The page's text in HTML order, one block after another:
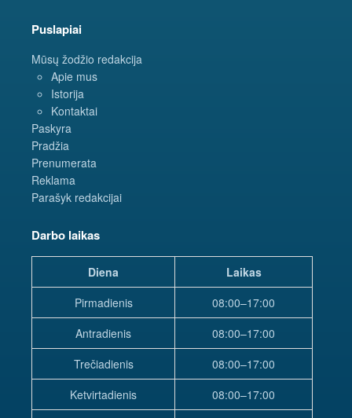
Puslapiai
Mūsų žodžio redakcija
Apie mus
Istorija
Kontaktai
Paskyra
Pradžia
Prenumerata
Reklama
Parašyk redakcijai
Darbo laikas
Diena
Laikas
Pirmadienis
08:00–17:00
Antradienis
08:00–17:00
Trečiadienis
08:00–17:00
Ketvirtadienis
08:00–17:00